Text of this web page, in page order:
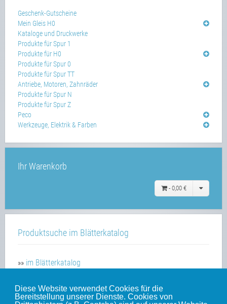
Diese Website verwendet Cookies für die
Bereitstellung unserer Dienste. Cookies von
Geschenk-Gutscheine
Mein Gleis H0
Kataloge und Druckwerke
Produkte für Spur 1
Produkte für H0
Produkte für Spur 0
Produkte für Spur TT
Antriebe, Motoren, Zahnräder
Produkte für Spur N
Produkte für Spur Z
Peco
Werkzeuge, Elektrik & Farben
Ihr Warenkorb
- 0,00 €
Produktsuche im Blätterkatalog
»» im Blätterkatalog